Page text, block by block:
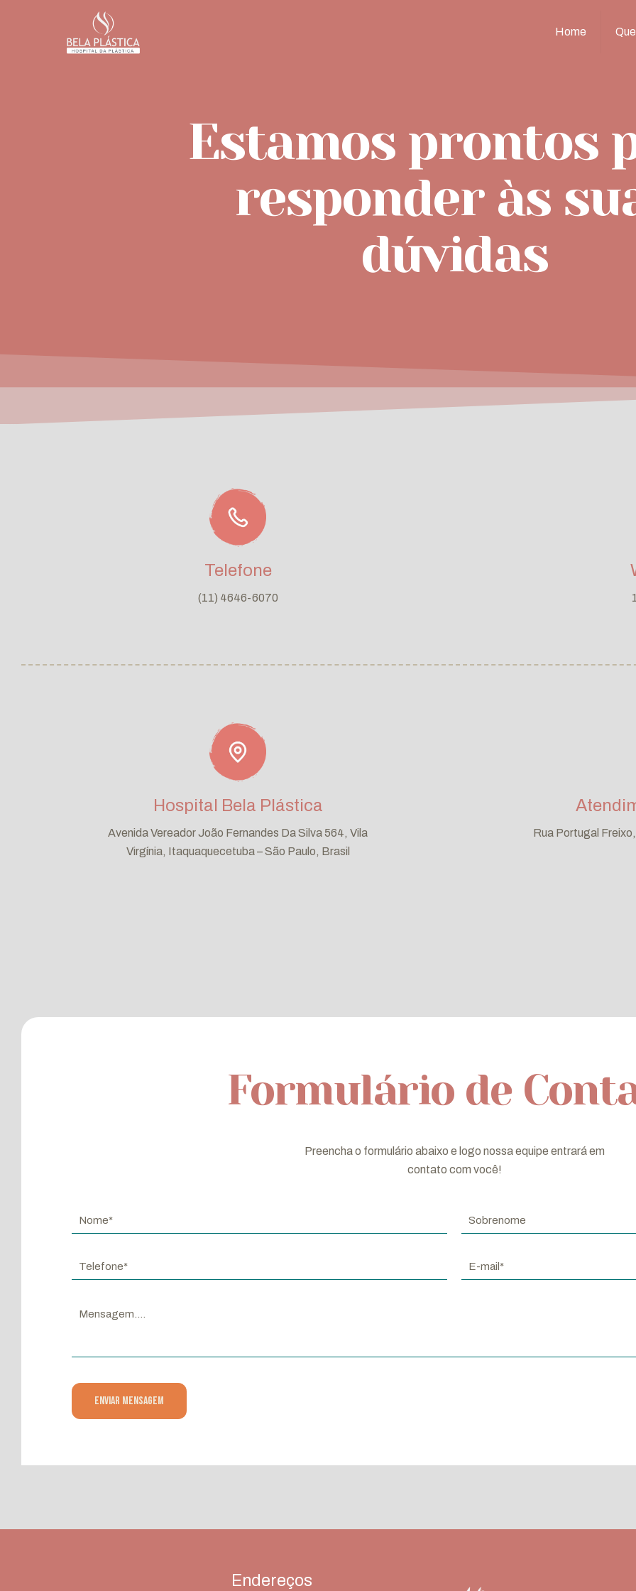
Home
Estamos prontos
responder às
dúvidas
Telefone
(11) 4646-6070
Hospital Bela Plástica
Avenida Vereador João Fernandes Da Silva 564, Vila
Virgínia, Itaquaquecetuba – São Paulo, Brasil
Rua Portugal
Formulário de
Preencha o formulário abaixo e logo nossa equipe entrará em
contato com você!
Endereços